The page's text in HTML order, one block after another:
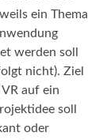
ein Thema
werden soll
nicht). Ziel
auf ein
soll
oder